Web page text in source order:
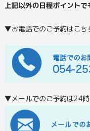
上記以外の日程ポイントで
▼お電話でのご予約はこち
▼メールでのご予約は24時